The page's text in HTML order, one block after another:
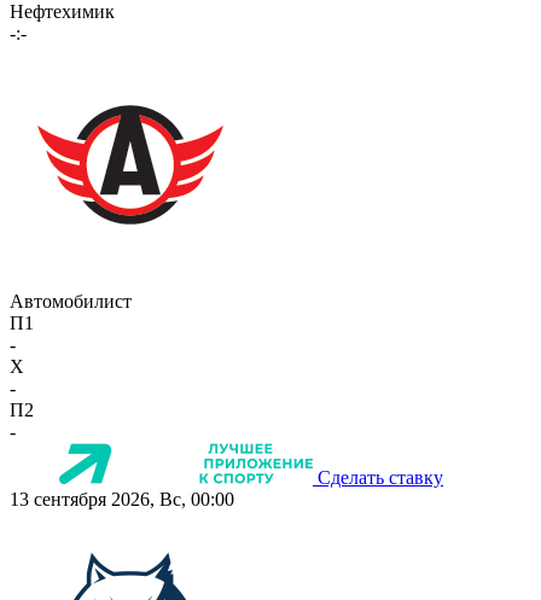
Нефтехимик
-:-
Автомобилист
П1
-
X
-
П2
-
Сделать ставку
13 сентября 2026, Вс, 00:00